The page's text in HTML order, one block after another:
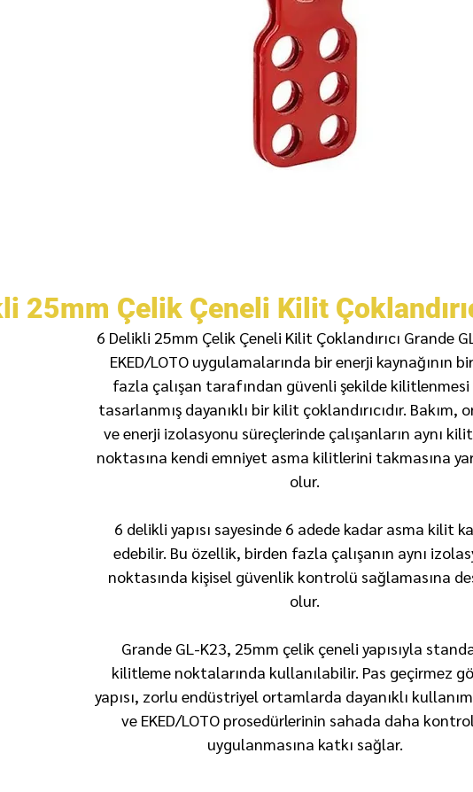
25mm Çelik Çeneli Kilit
6 Delikli 25mm Çelik Çeneli Kilit Çoklandırıcı Grande
EKED/LOTO uygulamalarında bir enerji kaynağının
fazla çalışan tarafından güvenli şekilde kilitlenmesi
tasarlanmış dayanıklı bir kilit çoklandırıcıdır. Bakım,
ve enerji izolasyonu süreçlerinde çalışanların aynı
noktasına kendi emniyet asma kilitlerini takmasına
olur.
6 delikli yapısı sayesinde 6 adede kadar asma kilit
edebilir. Bu özellik, birden fazla çalışanın aynı
noktasında kişisel güvenlik kontrolü sağlamasına
olur.
Grande GL-K23, 25mm çelik çeneli yapısıyla
kilitleme noktalarında kullanılabilir. Pas geçirmez
yapısı, zorlu endüstriyel ortamlarda dayanıklı
ve EKED/LOTO prosedürlerinin sahada daha
uygulanmasına katkı sağlar.